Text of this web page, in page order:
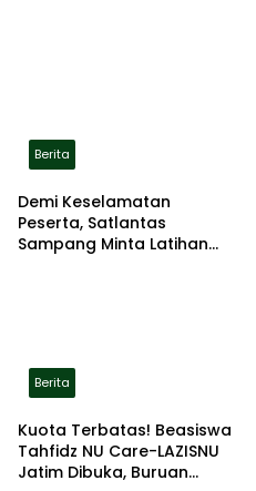
Berita
Demi Keselamatan
Peserta, Satlantas
Sampang Minta Latihan
Berita
Kuota Terbatas! Beasiswa
Tahfidz NU Care-LAZISNU
Jatim Dibuka, Buruan